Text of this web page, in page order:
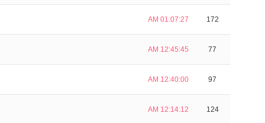
AM 01:07:27 172
AM 12:45:45 77
AM 12:40:00 97
AM 12:14:12 124